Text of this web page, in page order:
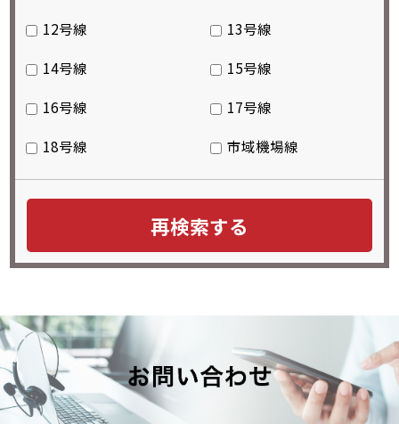
12号線
13号線
14号線
15号線
16号線
17号線
18号線
市域機場線